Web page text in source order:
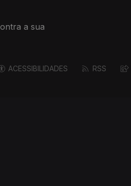
a sua
ACESSIBILIDADES RSS